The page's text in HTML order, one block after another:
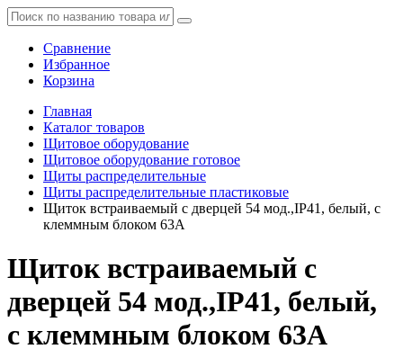
Сравнение
Избранное
Корзина
Главная
Каталог товаров
Щитовое оборудование
Щитовое оборудование готовое
Щиты распределительные
Щиты распределительные пластиковые
Щиток встраиваемый с дверцей 54 мод.,IP41, белый, с
клеммным блоком 63А
Щиток встраиваемый с
дверцей 54 мод.,IP41, белый,
с клеммным блоком 63А